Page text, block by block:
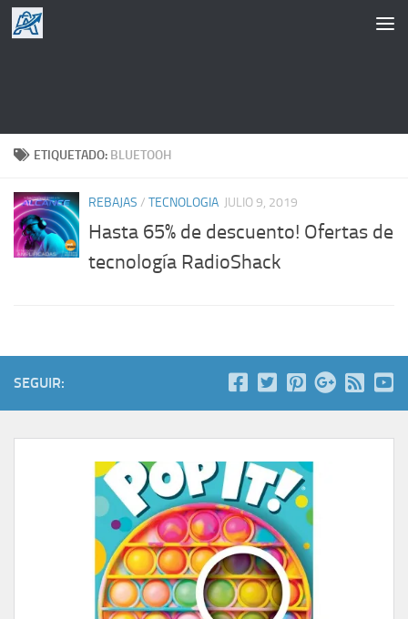
Saltar al contenido
ETIQUETADO: BLUETOOH
REBAJAS / TECNOLOGIA JULIO 9, 2019
Hasta 65% de descuento! Ofertas de
tecnología RadioShack
SEGUIR: